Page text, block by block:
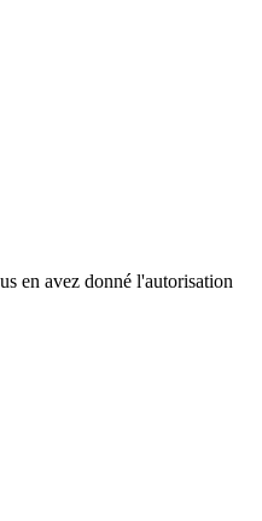
en avez donné l'autorisation